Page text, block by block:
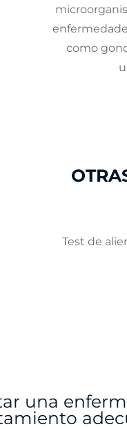
como
Test de
una